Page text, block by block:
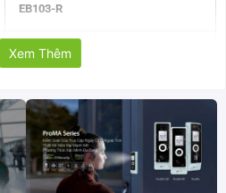
EB103-R
Inox
NO/NC/COM
12V DC
Xem Thêm